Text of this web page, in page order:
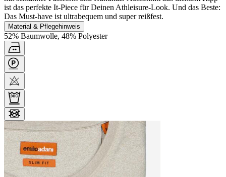
ist das perfekte It-Piece für Deinen Athleisure-Look. Und das Beste:
Das Must-have ist ultrabequem und super reißfest.
Material & Pflegehinweis
52% Baumwolle, 48% Polyester